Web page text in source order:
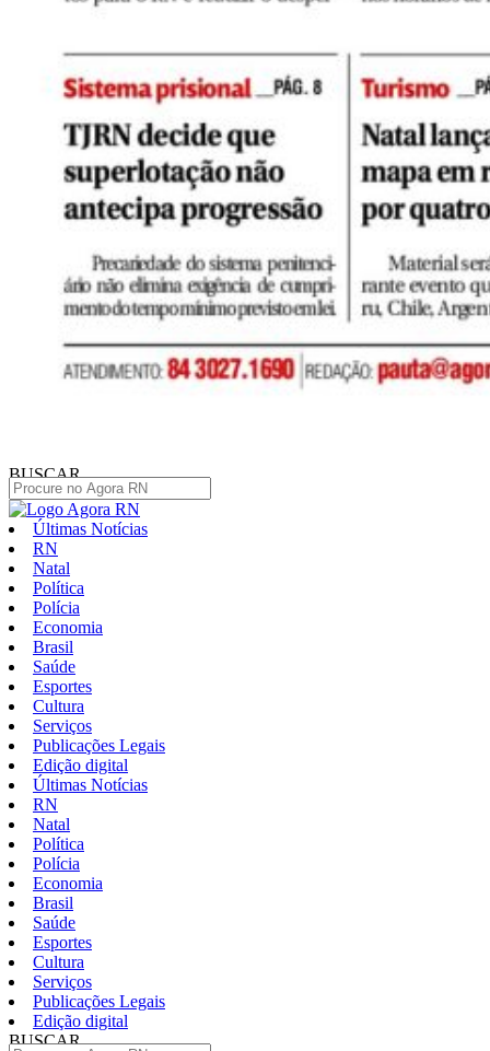
BUSCAR
Últimas Notícias
RN
Natal
Política
Polícia
Economia
Brasil
Saúde
Esportes
Cultura
Serviços
Publicações Legais
Edição digital
Últimas Notícias
RN
Natal
Política
Polícia
Economia
Brasil
Saúde
Esportes
Cultura
Serviços
Publicações Legais
Edição digital
BUSCAR